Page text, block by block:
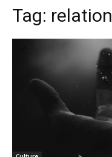
Tag: relation